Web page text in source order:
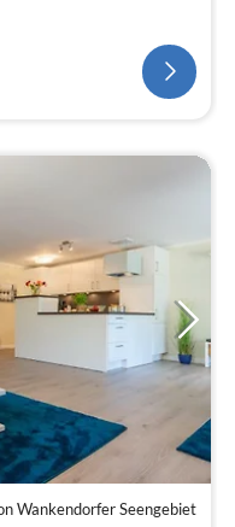
Wankendorfer Seengebiet